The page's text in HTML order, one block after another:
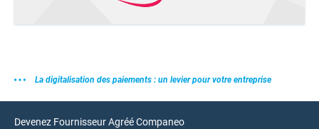
La digitalisation des paiements : un levier pour votre entreprise
Devenez Fournisseur Agréé Companeo